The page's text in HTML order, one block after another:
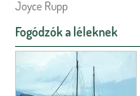
Joyce Rupp
Fogódzók a léleknek